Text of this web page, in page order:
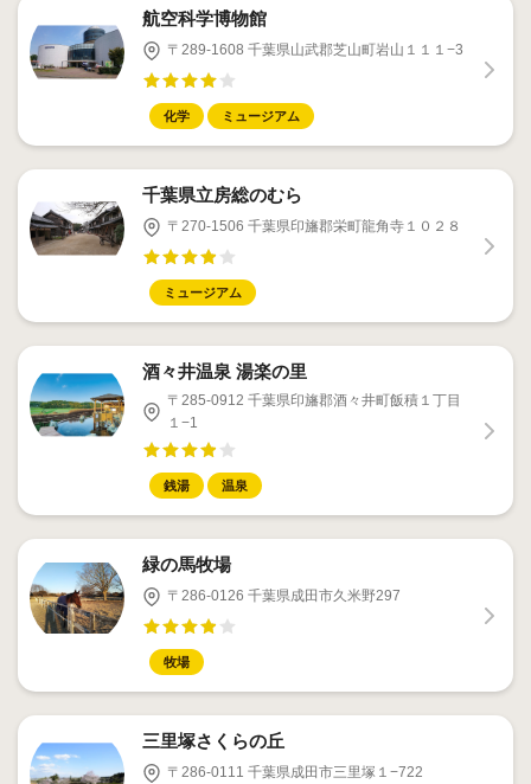
航空科学博物館
〒289-1608 千葉県山武郡芝山町岩山１１１−3
化学 ミュージアム
千葉県立房総のむら
〒270-1506 千葉県印旛郡栄町龍角寺１０２８
ミュージアム
酒々井温泉 湯楽の里
〒285-0912 千葉県印旛郡酒々井町飯積１丁目
１−1
銭湯 温泉
緑の馬牧場
〒286-0126 千葉県成田市久米野297
牧場
三里塚さくらの丘
〒286-0111 千葉県成田市三里塚１−722